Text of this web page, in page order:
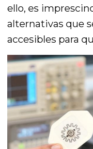
ello, es
alternativas que
accesibles para